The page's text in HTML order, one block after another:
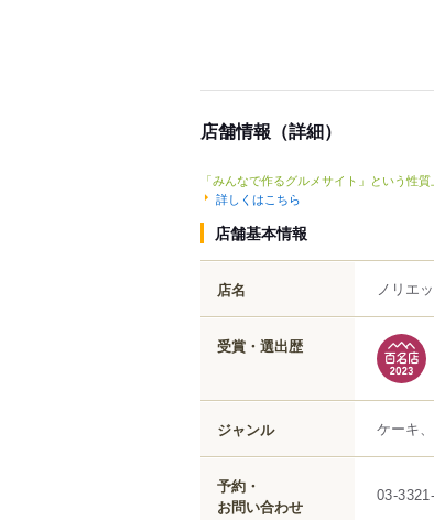
店舗情報（詳細）
「みんなで作るグルメサイト」という性
詳しくはこちら
店舗基本情報
店名 ノリエ
受賞・選出歴
ジャンル ケーキ
予約・
お問い合わせ
03-